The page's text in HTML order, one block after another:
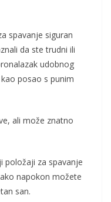
spavanje siguran
da ste trudni ili
udobnog
posao s punim
ali može znatno
položaji za spavanje
napokon možete
san.